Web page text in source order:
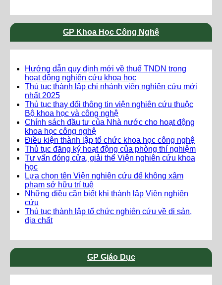
GP Khoa Học Công Nghệ
Hướng dẫn quy định mới về thuế TNDN trong
hoạt động nghiên cứu khoa học
Thủ tục thành lập chi nhánh viện nghiên cứu mới
nhất 2025
Thủ tục thay đổi thông tin viện nghiên cứu thuộc
Bộ khoa học và công nghệ
Chính sách đầu tư của Nhà nước cho hoạt động
khoa học công nghệ
Điều kiện thành lập tổ chức khoa học công nghệ
Thủ tục đăng ký hoạt động của phòng thí nghiệm
Tư vấn đóng cửa, giải thể Viện nghiên cứu khoa
học
Lựa chọn tên Viện nghiên cứu để không xâm
phạm sở hữu trí tuệ
Những điều cần biết khi thành lập Viện nghiên
cứu
Thủ tục thành lập tổ chức nghiên cứu về di sản,
địa chất
GP Giáo Dục